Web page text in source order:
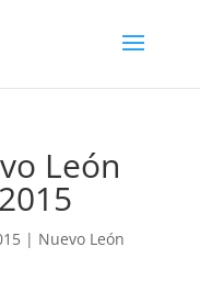
León
| Nuevo León